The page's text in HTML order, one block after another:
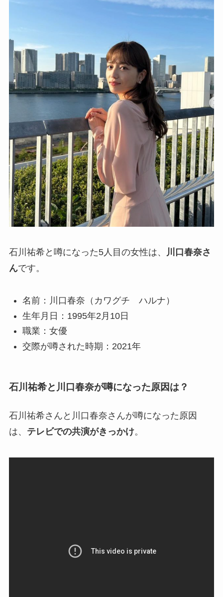
石川祐希と噂になった5人目の女性は、
川口春奈さ
んです。
名前：川口春奈（カワグチ ハルナ）
生年月日：1995年2月10日
職業：女優
交際が噂された時期：2021年
石川祐希と川口春奈が噂になった原因は？
石川祐希さんと川口春奈さんが噂になった原因
は、 テレビでの共演がきっかけ。